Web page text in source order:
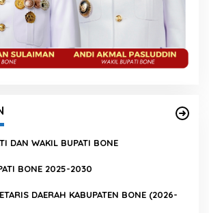
DAN WAKIL BUPATI BONE
BONE 2025-2030
DAERAH KABUPATEN BONE (2026-